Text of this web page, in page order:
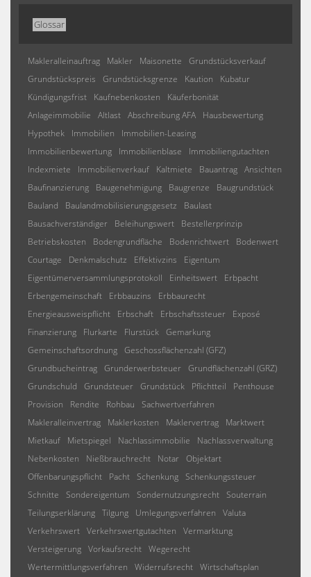
Glossar
Makleralleinauftrag Makler Maisonette
Grundstücksverkauf
Grundstückspreis
Grundstücksgrenze Kaution
Kubatur
Kündigungsfrist
Kaufnebenkosten
Käuferbonität
Anlageimmobilie
Altlast Abschreibung AFA
Hausbewertung
Hypothek
Immobilien
Immobilien-Leasing
Immobilienbewertung
Immobilienblase
Immobiliengutachten
Indexmiete
Immobilienverkauf Kaltmiete Bauantrag Ansichten
Baufinanzierung
Baugenehmigung Baugrenze
Baugrundstück
Bauland
Baulandmobilisierungsgesetz
Baulast
Bausachverständiger
Beleihungswert
Bestellerprinzip
Betriebskosten
Bodengrundfläche Bodenrichtwert
Bodenwert
Courtage
Denkmalschutz Effektivzins
Eigentum
Eigentümerversammlungsprotokoll
Einheitswert
Erbpacht
Erbengemeinschaft
Erbbauzins
Erbbaurecht
Energieausweispflicht
Erbschaft Erbschaftssteuer
Exposé
Finanzierung
Flurkarte Flurstück Gemarkung
Gemeinschaftsordnung Geschossflächenzahl (GFZ)
Grundbucheintrag Grunderwerbsteuer Grundflächenzahl (GRZ)
Grundschuld
Grundsteuer Grundstück Pflichtteil
Penthouse
Provision
Rendite Rohbau
Sachwertverfahren
Makleralleinvertrag
Maklerkosten Maklervertrag
Marktwert
Mietkauf
Mietspiegel Nachlassimmobilie
Nachlassverwaltung
Nebenkosten
Nießbrauchrecht Notar Objektart
Offenbarungspflicht
Pacht Schenkung
Schenkungssteuer
Schnitte
Sondereigentum Sondernutzungsrecht
Souterrain
Teilungserklärung Tilgung Umlegungsverfahren
Valuta
Verkehrswert Verkehrswertgutachten
Vermarktung
Versteigerung Vorkaufsrecht Wegerecht
Wertermittlungsverfahren
Widerrufsrecht Wirtschaftsplan